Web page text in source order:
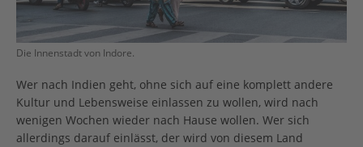
Die Innenstadt von Indore.
Wer nach Indien geht, ohne sich auf eine komplett andere
Kultur und Lebensweise einlassen zu wollen, wird nach
wenigen Wochen wieder nach Hause wollen. Wer sich
allerdings darauf einlässt, der wird von diesem Land